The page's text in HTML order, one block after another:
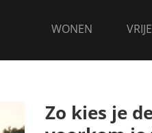
WONEN
Zo kies je